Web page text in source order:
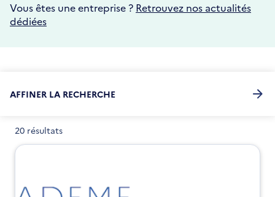
Vous êtes une entreprise ? Retrouvez nos actualités
dédiées
AFFINER LA RECHERCHE
20 résultats